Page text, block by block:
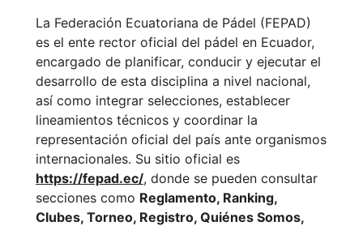
La Federación Ecuatoriana de Pádel (FEPAD)
es el ente rector oficial del pádel en Ecuador,
encargado de planificar, conducir y ejecutar el
desarrollo de esta disciplina a nivel nacional,
así como integrar selecciones, establecer
lineamientos técnicos y coordinar la
representación oficial del país ante organismos
internacionales. Su sitio oficial es
https://fepad.ec/, donde se pueden consultar
secciones como Reglamento, Ranking,
Clubes, Torneo, Registro, Quiénes Somos,